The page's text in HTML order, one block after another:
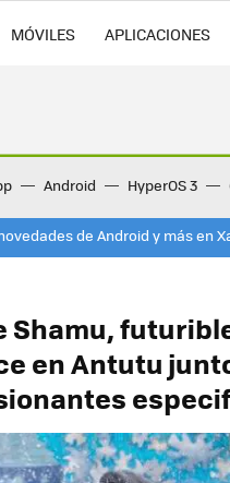
MÓVILES APLICACIONES
DE
Android HyperOS 3
de Android y más en
Shamu,
en Antutu